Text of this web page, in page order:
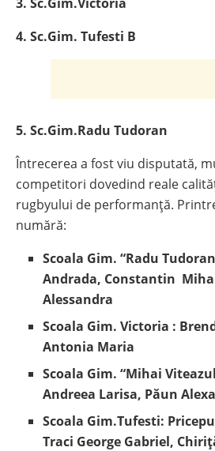
4. Sc.Gim. Tufesti B
5. Sc.Gim.Radu Tudoran
Întrecerea a fost viu disputată,
competitori dovedind reale
rugbyului de performanță.
numără:
Scoala Gim. “Radu
Andrada, Constantin
Alessandra
Scoala Gim. Victoria :
Antonia Maria
Scoala Gim. “Mihai
Andreea Larisa, Păun
Scoala Gim.Tufesti:
Traci George Gabriel,